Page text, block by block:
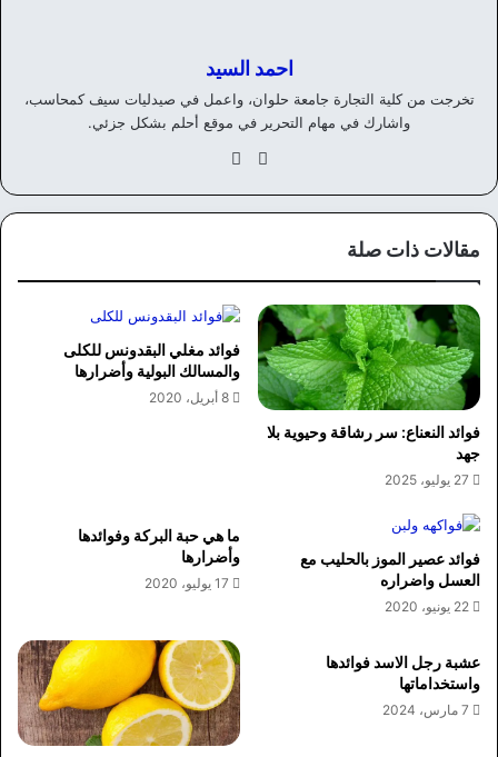
احمد السيد
تخرجت من كلية التجارة جامعة حلوان، واعمل في صيدليات سيف كمحاسب،
واشارك في مهام التحرير في موقع أحلم بشكل جزئي.
موق
الويوك
مقالات ذات صلة
فوائد النعناع: سر رشاقة وحيوية بلا
جهد
27 يوليو، 2025
فوائد مغلي البقدونس للكلى
والمسالك البولية وأضرارها
8 أبريل، 2020
فوائد عصير الموز بالحليب مع
العسل واضراره
22 يونيو، 2020
ما هي حبة البركة وفوائدها
وأضرارها
17 يوليو، 2020
عشبة رجل الاسد فوائدها
واستخداماتها
7 مارس، 2024